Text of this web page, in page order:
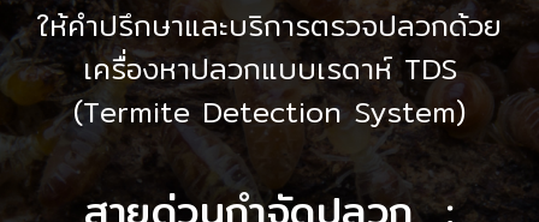
ให้คำปรึกษาและบริการตรวจปลวกด้วย
เครื่องหาปลวกแบบเรดาห์ TDS
(Termite Detection System)